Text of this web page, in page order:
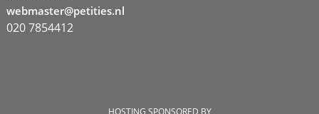
webmaster@petities.nl
020 7854412
HOSTING SPONSORED BY